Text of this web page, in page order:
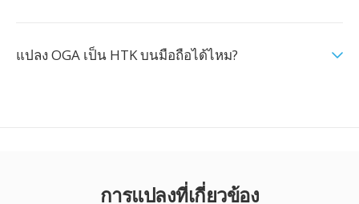
แปลง OGA เป็น HTK บนมือถือได้ไหม?
การแปลงที่เกี่ยวข้อง